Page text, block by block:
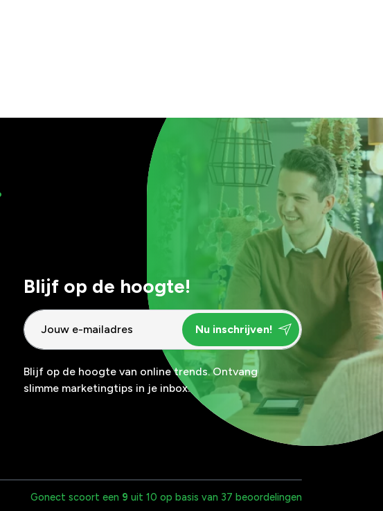
Blijf op de hoogte van online trends. Ontvang
slimme marketingtips in je inbox.
Blijf op de hoogte!
Gonect scoort een 9 uit 10 op basis van 37 beoordelingen